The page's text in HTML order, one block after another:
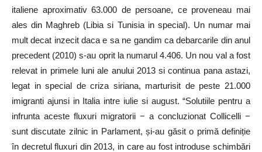
italiene aproximativ 63.000 de persoane, ce proveneau mai
ales din Maghreb (Libia si Tunisia in special). Un numar mai
mult decat inzecit daca e sa ne gandim ca debarcarile din anul
precedent (2010) s-au oprit la numarul 4.406. Un nou val a fost
relevat in primele luni ale anului 2013 si continua pana astazi,
legat in special de criza siriana, marturisit de peste 21.000
imigranti ajunsi in Italia intre iulie si august. “Solutiile pentru a
infrunta aceste fluxuri migratorii − a concluzionat Collicelli −
sunt discutate zilnic in Parlament, și-au găsit o primă definiție
în decretul fluxuri din 2013, in care au fost introduse schimbări